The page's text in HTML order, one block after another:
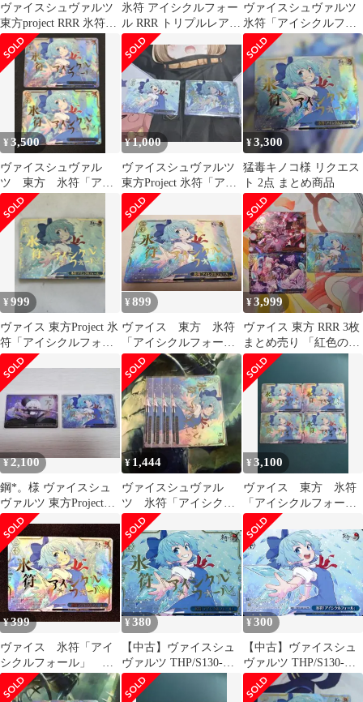
ヴァイスシュヴァルツ
東方project RRR 氷符
「アイシクルフォー
ル」 4枚
氷符 アイシクルフォー
ル RRR トリプルレア
チルノ 東方Project
ヴァイスシュヴァルツ
氷符「アイシクルフォ
ール」 RRR 東方Project
THP/S130-111R
¥3,500
ヴァイスシュヴァル
ツ 東方 氷符「アイ
シクルフォール」 RRR
2枚
¥1,000
ヴァイスシュヴァルツ
東方Project 氷符「アイ
シクルフォール」
PR&RRR
¥3,300
猛毒キノコ様 リクエス
ト 2点 まとめ商品
¥999
ヴァイス 東方Project 氷
符「アイシクルフォー
ル」 RRR チルノ
¥899
ヴァイス 東方 氷符
「アイシクルフォー
ル」 RRR/トリプルレ
ア
¥3,999
ヴァイス 東方 RRR 3枚
まとめ売り 「紅色の幻
想郷」「反魂蝶 ‐八分
咲‐」
¥2,100
鋼*。様 ヴァイスシュ
ヴァルツ 東方Project
RRR2枚セット
¥ 1,444
ヴァイスシュヴァル
ツ 氷符「アイシクル
フォール」RRR 4枚
¥3,100
ヴァイス 東方 氷符
「アイシクルフォー
ル」 RRR/トリプルレ
ア 4枚セット
¥399
ヴァイス 氷符「アイ
シクルフォール」
RRR
¥380
【中古】ヴァイスシュ
ヴァルツ THP/S130-
111R[RRR]：(ホロ)氷符
「アイシクルフォー
¥300
【中古】ヴァイスシュ
ヴァルツ THP/S130-
127[PR]：氷符「アイシ
クルフォール」/[ボッ